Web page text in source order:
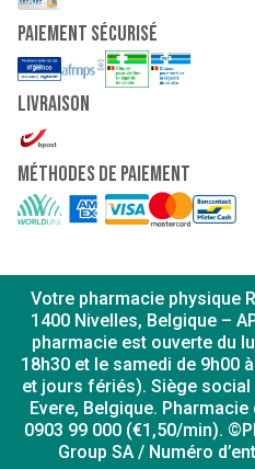
paiement sécurisé
Livraison
Méthodes de paiement
Votre pharmacie physique
1400 Nivelles, Belgique –
pharmacie est ouverte du
18h30 et le samedi de 9h00
et jours fériés). Siège social
Evere, Belgique.
0903 99 000 (€1,50/min).
Group SA / Numéro